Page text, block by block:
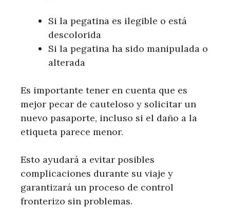
Si la pegatina es ilegible o está
descolorida
Si la pegatina ha sido manipulada o
alterada
Es importante tener en cuenta que es
mejor pecar de cauteloso y solicitar un
nuevo pasaporte, incluso si el daño a la
etiqueta parece menor.
Esto ayudará a evitar posibles
complicaciones durante su viaje y
garantizará un proceso de control
fronterizo sin problemas.